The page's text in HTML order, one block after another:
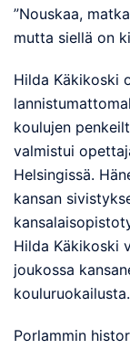
”Nouskaa,
mutta siellä on
Hilda Käkikoski
koulujen
valmistui
Helsingissä.
kansan
Hilda Käkikoski
joukossa
kouluruokailusta.
Porlammin